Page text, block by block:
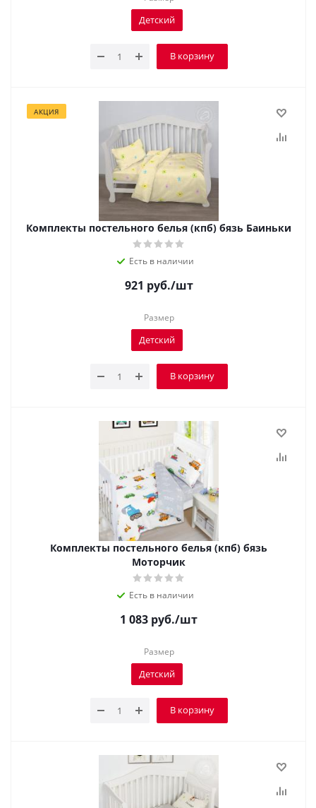
Детский
В корзину
АКЦИЯ
Комплекты постельного белья (кпб) бязь Баиньки
Есть в наличии
921 руб./шт
Размер
Детский
В корзину
Комплекты постельного белья (кпб) бязь
Моторчик
Есть в наличии
1 083 руб./шт
Размер
Детский
В корзину